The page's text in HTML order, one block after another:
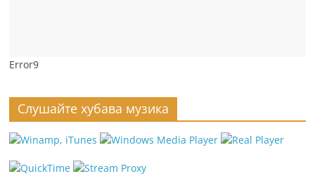
Error9
Слушайте хубава музика